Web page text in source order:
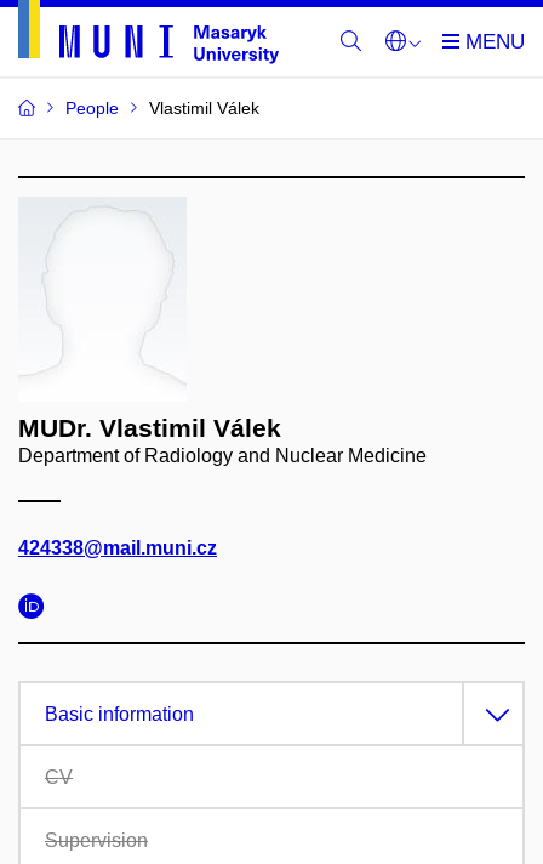
People Vlastimil Válek
MUDr. Vlastimil Válek
Department of Radiology and Nuclear Medicine
424338@mail.muni.cz
Basic information
CV
Supervision